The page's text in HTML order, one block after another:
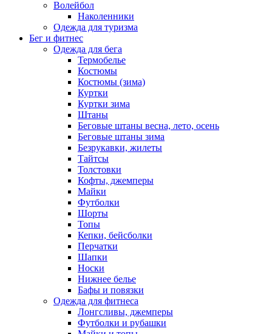
Волейбол
Наколенники
Одежда для туризма
Бег и фитнес
Одежда для бега
Термобелье
Костюмы
Костюмы (зима)
Куртки
Куртки зима
Штаны
Беговые штаны весна, лето, осень
Беговые штаны зима
Безрукавки, жилеты
Тайтсы
Толстовки
Кофты, джемперы
Майки
Футболки
Шорты
Топы
Кепки, бейсболки
Перчатки
Шапки
Носки
Нижнее белье
Бафы и повязки
Одежда для фитнеса
Лонгсливы, джемперы
Футболки и рубашки